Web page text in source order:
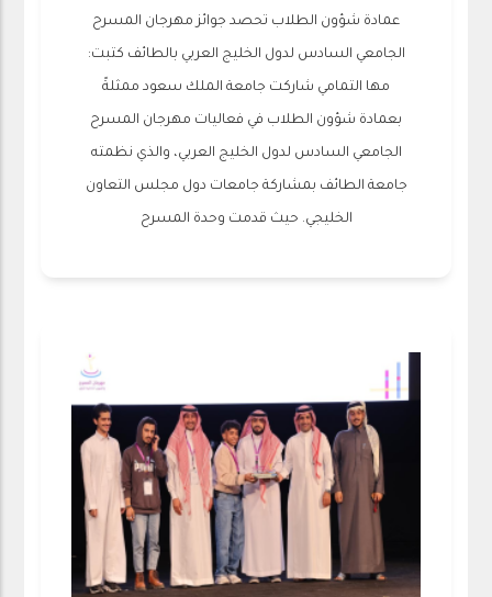
عمادة شؤون الطلاب تحصد جوائز مهرجان المسرح
الجامعي السادس لدول الخليج العربي بالطائف كتبت:
مها التمامي شاركت جامعة الملك سعود ممثلةً
بعمادة شؤون الطلاب في فعاليات مهرجان المسرح
الجامعي السادس لدول الخليج العربي، والذي نظمته
جامعة الطائف بمشاركة جامعات دول مجلس التعاون
الخليجي. حيث قدمت وحدة المسرح